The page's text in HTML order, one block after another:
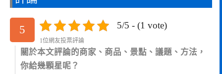
5 5/5 - (1 vote)
1位網友投票評論
關於本文評論的商家、商品、景點、議題、方法，
你給幾顆星呢？